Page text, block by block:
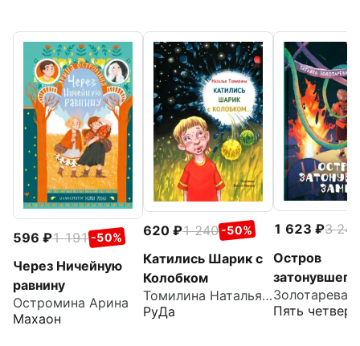
596 1 191 -50%
Через Ничейную
равнину
Остромина Арина
Махаон
620 1 240 -50%
Катились Шарик с
Колобком
Томилина Наталья Юрьевна
РуДа
1 623
3 245
Остров
затонувшего
Пять